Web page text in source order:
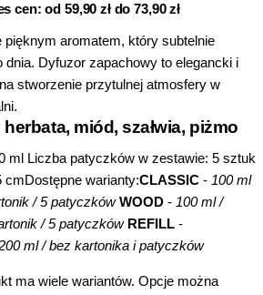
cen: od 59,90 zł do 73,90 zł
pięknym aromatem, który subtelnie
Dyfuzor zapachowy to elegancki i
stworzenie przytulnej atmosfery w
miód, szałwia, piżmo
ml Liczba patyczków w zestawie: 5 sztuk
cmDostępne warianty:CLASSIC - 100 ml
/ 5 patyczków WOOD - 100 ml /
/ 5 patyczków REFILL -
ml / bez kartonika i patyczków
ma wiele wariantów. Opcje można